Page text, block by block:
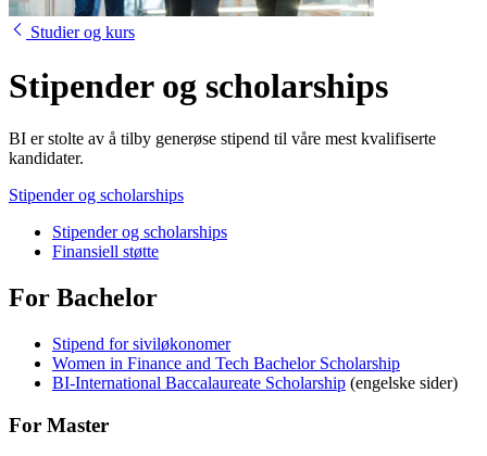
Studier og kurs
Stipender og scholarships
BI er stolte av å tilby generøse stipend til våre mest kvalifiserte
kandidater.
Stipender og scholarships
Stipender og scholarships
Finansiell støtte
For Bachelor
Stipend for siviløkonomer
Women in Finance and Tech Bachelor Scholarship
BI-International Baccalaureate Scholarship (engelske sider)
For Master